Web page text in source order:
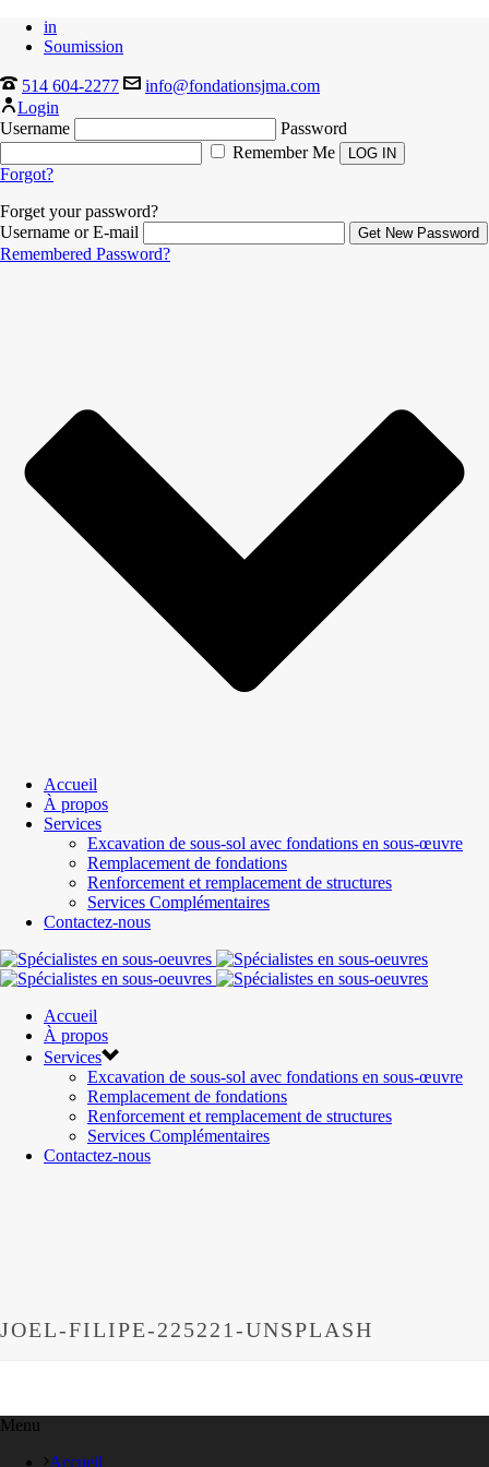
in
Soumission
514 604-2277
info@fondationsjma.com
Login
Username
Password
Remember Me
Forgot?
Forget your password?
Username or E-mail
Remembered Password?
Accueil
À propos
Services
Excavation de sous-sol avec fondations en sous-œuvre
Remplacement de fondations
Renforcement et remplacement de structures
Services Complémentaires
Contactez-nous
Accueil
À propos
Services
Excavation de sous-sol avec fondations en sous-œuvre
Remplacement de fondations
Renforcement et remplacement de structures
Services Complémentaires
Contactez-nous
JOEL-FILIPE-225221-UNSPLASH
Menu
Accueil